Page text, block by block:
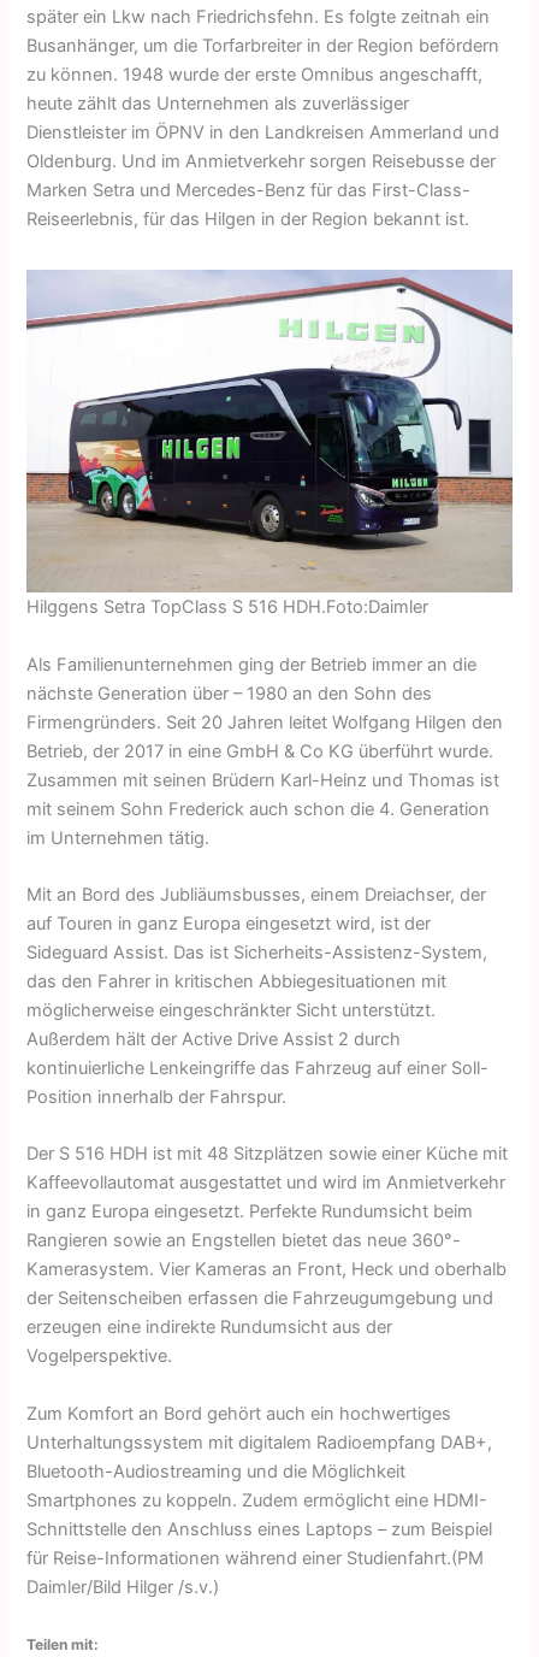
später ein Lkw nach Friedrichsfehn. Es folgte zeitnah ein
Busanhänger, um die Torfarbreiter in der Region befördern
zu können. 1948 wurde der erste Omnibus angeschafft,
heute zählt das Unternehmen als zuverlässiger
Dienstleister im ÖPNV in den Landkreisen Ammerland und
Oldenburg. Und im Anmietverkehr sorgen Reisebusse der
Marken Setra und Mercedes-Benz für das First-Class-
Reiseerlebnis, für das Hilgen in der Region bekannt ist.
Hilggens Setra TopClass S 516 HDH.Foto:Daimler
Als Familienunternehmen ging der Betrieb immer an die
nächste Generation über – 1980 an den Sohn des
Firmengründers. Seit 20 Jahren leitet Wolfgang Hilgen den
Betrieb, der 2017 in eine GmbH & Co KG überführt wurde.
Zusammen mit seinen Brüdern Karl-Heinz und Thomas ist
mit seinem Sohn Frederick auch schon die 4. Generation
im Unternehmen tätig.
Mit an Bord des Jubliäumsbusses, einem Dreiachser, der
auf Touren in ganz Europa eingesetzt wird, ist der
Sideguard Assist. Das ist Sicherheits-Assistenz-System,
das den Fahrer in kritischen Abbiegesituationen mit
möglicherweise eingeschränkter Sicht unterstützt.
Außerdem hält der Active Drive Assist 2 durch
kontinuierliche Lenkeingriffe das Fahrzeug auf einer Soll-
Position innerhalb der Fahrspur.
Der S 516 HDH ist mit 48 Sitzplätzen sowie einer Küche mit
Kaffeevollautomat ausgestattet und wird im Anmietverkehr
in ganz Europa eingesetzt. Perfekte Rundumsicht beim
Rangieren sowie an Engstellen bietet das neue 360°-
Kamerasystem. Vier Kameras an Front, Heck und oberhalb
der Seitenscheiben erfassen die Fahrzeugumgebung und
erzeugen eine indirekte Rundumsicht aus der
Vogelperspektive.
Zum Komfort an Bord gehört auch ein hochwertiges
Unterhaltungssystem mit digitalem Radioempfang DAB+,
Bluetooth-Audiostreaming und die Möglichkeit
Smartphones zu koppeln. Zudem ermöglicht eine HDMI-
Schnittstelle den Anschluss eines Laptops – zum Beispiel
für Reise-Informationen während einer Studienfahrt.(PM
Daimler/Bild Hilger /s.v.)
Teilen mit: